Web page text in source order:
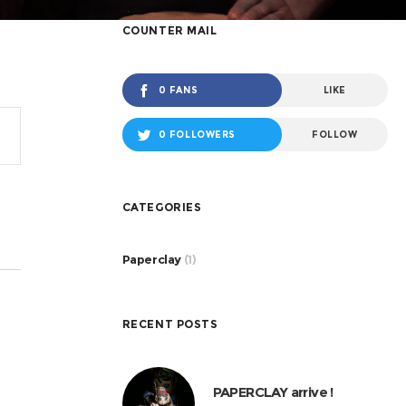
COUNTER MAIL
0 FANS LIKE
0 FOLLOWERS FOLLOW
CATEGORIES
Paperclay(1)
RECENT POSTS
PAPERCLAY arrive !